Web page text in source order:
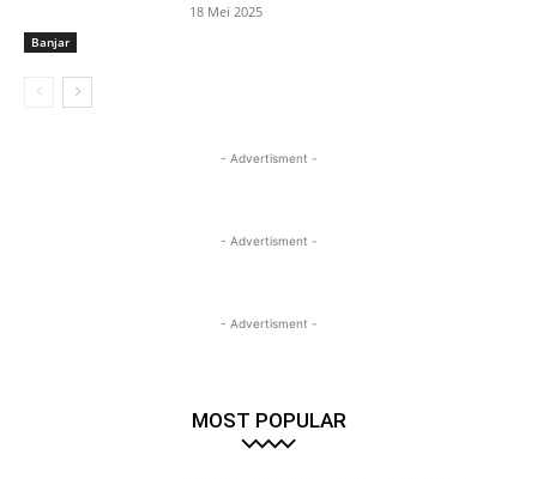
Banjar
18 Mei 2025
- Advertisment -
- Advertisment -
- Advertisment -
MOST POPULAR